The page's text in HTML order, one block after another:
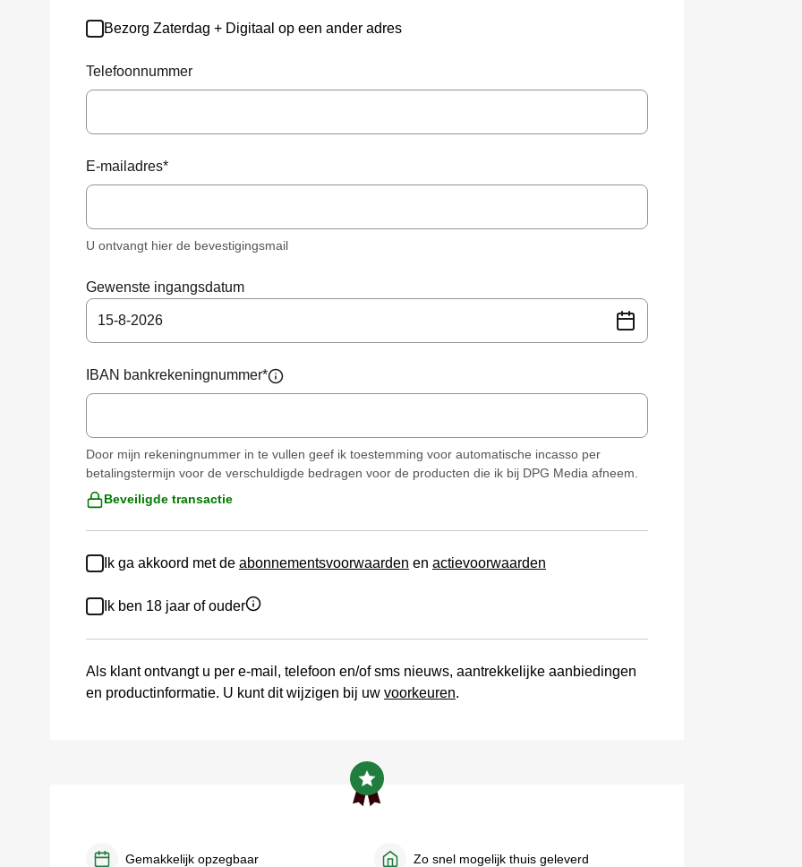
Bezorg Zaterdag + Digitaal op een ander adres
Telefoonnummer
E-mailadres*
U ontvangt hier de bevestigingsmail
Gewenste ingangsdatum
15-8-2026
IBAN bankrekeningnummer*
Door mijn rekeningnummer in te vullen geef ik toestemming voor automatische incasso per
betalingstermijn voor de verschuldigde bedragen voor de producten die ik bij DPG Media afneem.
Beveiligde transactie
Ik ga akkoord met de abonnementsvoorwaarden en actievoorwaarden
Ik ben 18 jaar of ouder
Als klant ontvangt u per e-mail, telefoon en/of sms nieuws, aantrekkelijke aanbiedingen
en productinformatie. U kunt dit wijzigen bij uw voorkeuren.
Gemakkelijk opzegbaar Zo snel mogelijk thuis geleverd